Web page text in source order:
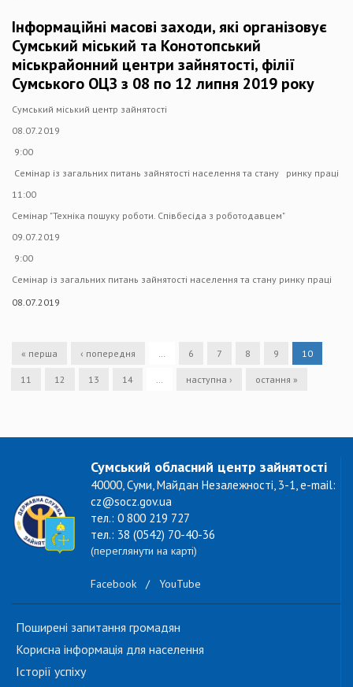
Інформаційні масові заходи, які організовує
Сумський міський та Конотопський
міськрайонний центри зайнятості, філії
Сумського ОЦЗ з 08 по 12 липня 2019 року
Сумський міський центр зайнятості
08.07.2019
9:00
Семінар із загальних питань зайнятості населення та стану ринку праці
11:00
Семінар "Техніка пошуку роботи. Співбесіда з роботодавцем"
09.07.2019
9:00
Семінар із загальних питань зайнятості населення та стану ринку праці
08.07.2019
« перша ‹ попередня 6 7 8 9 10
11 12 13 14 наступна › остання »
Сумський обласний центр зайнятості
40000, Суми, Майдан Незалежності, 3-1, e-mail:
cz@socz.gov.ua
тел.: 0 800 219 727
тел.: 38 (0542) 70-40-36
(переглянути на карті)
Facebook / YouTube
Поширені запитання громадян
Корисна інформація для населення
Історії успіху